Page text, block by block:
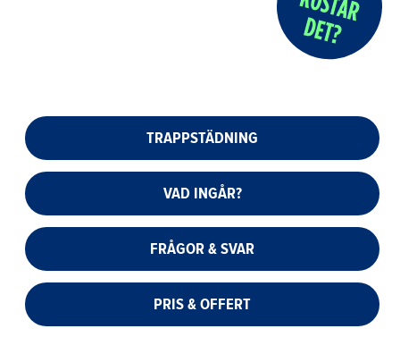
TRAPPSTÄDNING
VAD INGÅR?
FRÅGOR & SVAR
PRIS & OFFERT